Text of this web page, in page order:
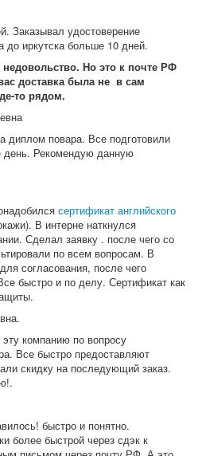
Заказывал удостоверение
до иркутска больше 10 дней.
Но это к почте РФ
доставка была не в сам
то рядом.
диплом повара. Все подготовили
день. Рекомендую данную
сертификат английского
В интерне наткнулся
Сделал заявку . после чего со
по всем вопросам. В
согласования, после чего
быстро и по делу. Сертификат как
компанию по вопросу
Все быстро предоставляют
скидку на последующий заказ.
быстро и понятно.
более быстрой через сдэк к